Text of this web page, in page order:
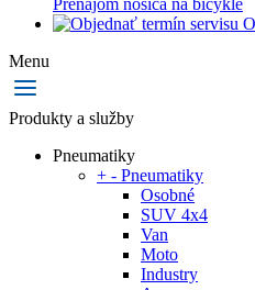
Prenájom nosiča na bicykle
Menu
Produkty a služby
Pneumatiky
+ - Pneumatiky
Osobné
SUV 4x4
Van
Moto
Industry